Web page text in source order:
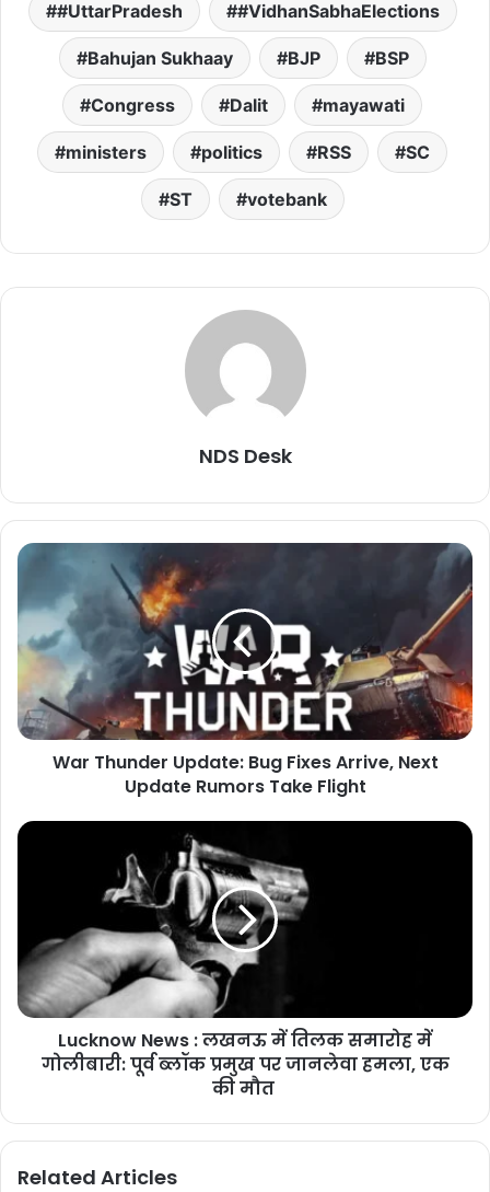
#UttarPradesh #VidhanSabhaElections
Bahujan Sukhaay BJP BSP
Congress Dalit mayawati
ministers politics RSS SC
ST votebank
NDS Desk
War Thunder Update: Bug Fixes Arrive, Next
Update Rumors Take Flight
Lucknow News : लखनऊ में तिलक समारोह में
गोलीबारी: पूर्व ब्लॉक प्रमुख पर जानलेवा हमला, एक
की मौत
Related Articles